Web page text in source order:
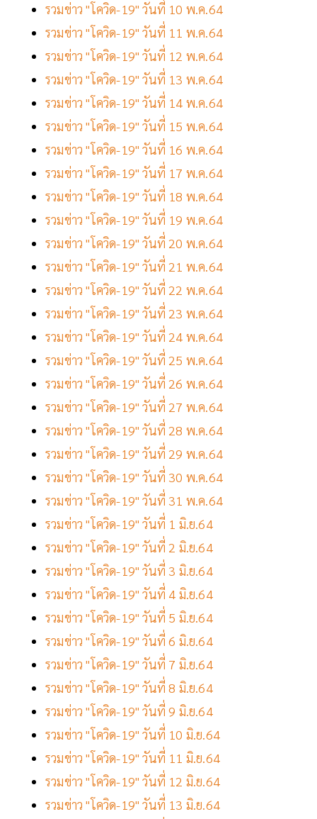
รวมข่าว "โควิด-19" วันที่ 10 พ.ค.64
รวมข่าว "โควิด-19" วันที่ 11 พ.ค.64
รวมข่าว "โควิด-19" วันที่ 12 พ.ค.64
รวมข่าว "โควิด-19" วันที่ 13 พ.ค.64
รวมข่าว "โควิด-19" วันที่ 14 พ.ค.64
รวมข่าว "โควิด-19" วันที่ 15 พ.ค.64
รวมข่าว "โควิด-19" วันที่ 16 พ.ค.64
รวมข่าว "โควิด-19" วันที่ 17 พ.ค.64
รวมข่าว "โควิด-19" วันที่ 18 พ.ค.64
รวมข่าว "โควิด-19" วันที่ 19 พ.ค.64
รวมข่าว "โควิด-19" วันที่ 20 พ.ค.64
รวมข่าว "โควิด-19" วันที่ 21 พ.ค.64
รวมข่าว "โควิด-19" วันที่ 22 พ.ค.64
รวมข่าว "โควิด-19" วันที่ 23 พ.ค.64
รวมข่าว "โควิด-19" วันที่ 24 พ.ค.64
รวมข่าว "โควิด-19" วันที่ 25 พ.ค.64
รวมข่าว "โควิด-19" วันที่ 26 พ.ค.64
รวมข่าว "โควิด-19" วันที่ 27 พ.ค.64
รวมข่าว "โควิด-19" วันที่ 28 พ.ค.64
รวมข่าว "โควิด-19" วันที่ 29 พ.ค.64
รวมข่าว "โควิด-19" วันที่ 30 พ.ค.64
รวมข่าว "โควิด-19" วันที่ 31 พ.ค.64
รวมข่าว "โควิด-19" วันที่ 1 มิ.ย.64
รวมข่าว "โควิด-19" วันที่ 2 มิ.ย.64
รวมข่าว "โควิด-19" วันที่ 3 มิ.ย.64
รวมข่าว "โควิด-19" วันที่ 4 มิ.ย.64
รวมข่าว "โควิด-19" วันที่ 5 มิ.ย.64
รวมข่าว "โควิด-19" วันที่ 6 มิ.ย.64
รวมข่าว "โควิด-19" วันที่ 7 มิ.ย.64
รวมข่าว "โควิด-19" วันที่ 8 มิ.ย.64
รวมข่าว "โควิด-19" วันที่ 9 มิ.ย.64
รวมข่าว "โควิด-19" วันที่ 10 มิ.ย.64
รวมข่าว "โควิด-19" วันที่ 11 มิ.ย.64
รวมข่าว "โควิด-19" วันที่ 12 มิ.ย.64
รวมข่าว "โควิด-19" วันที่ 13 มิ.ย.64